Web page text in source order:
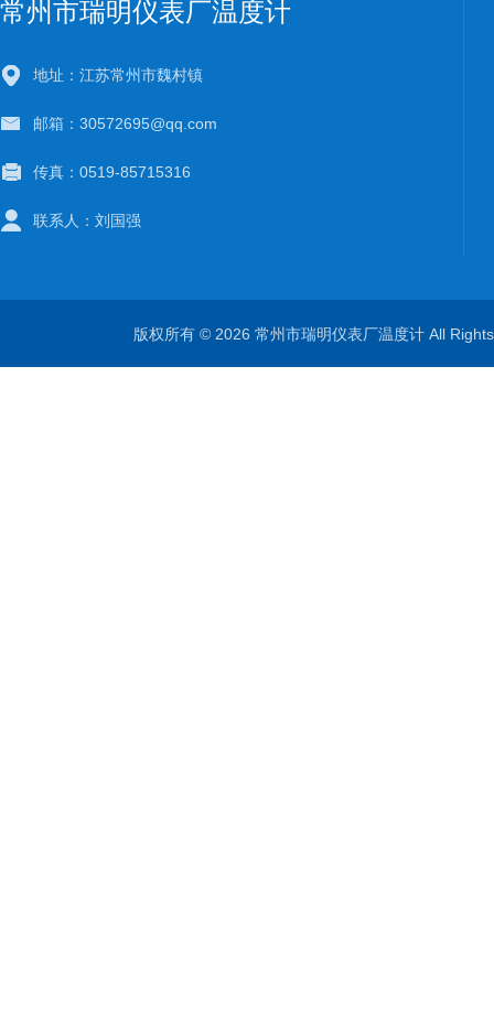
常州市瑞明仪表厂温度计
地址：江苏常州市魏村镇
邮箱：30572695@qq.com
传真：0519-85715316
联系人：刘国强
版权所有 © 2026 常州市瑞明仪表厂温度计 All